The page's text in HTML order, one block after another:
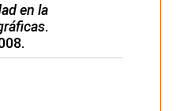
en la
.